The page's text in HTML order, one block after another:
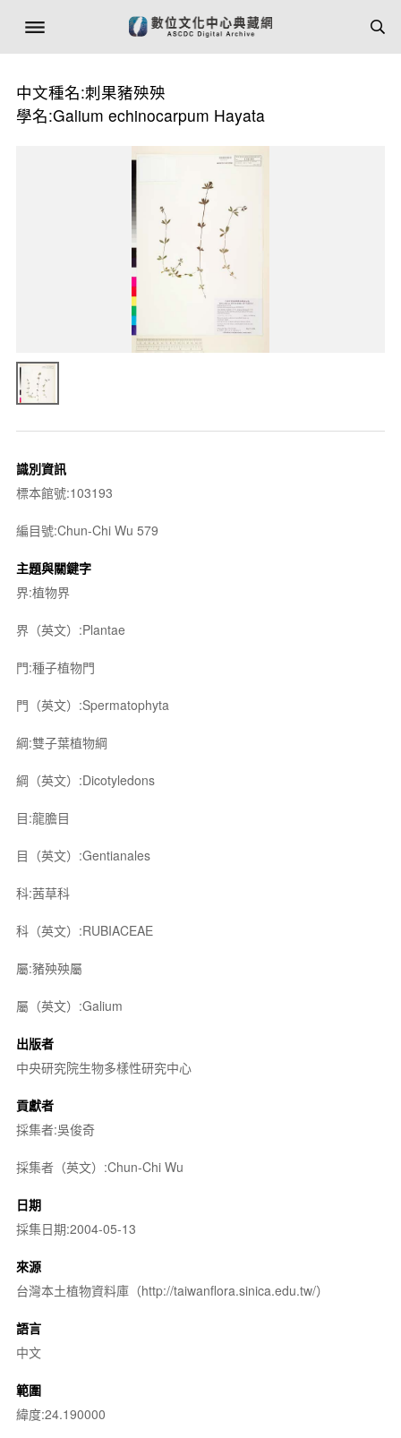
中文種名:刺果豬殃殃
學名:Galium echinocarpum Hayata
識別資訊
標本館號:103193
編目號:Chun-Chi Wu 579
主題與關鍵字
界:植物界
界（英文）:Plantae
門:種子植物門
門（英文）:Spermatophyta
綱:雙子葉植物綱
綱（英文）:Dicotyledons
目:龍膽目
目（英文）:Gentianales
科:茜草科
科（英文）:RUBIACEAE
屬:豬殃殃屬
屬（英文）:Galium
出版者
中央研究院生物多樣性研究中心
貢獻者
採集者:吳俊奇
採集者（英文）:Chun-Chi Wu
日期
採集日期:2004-05-13
來源
台灣本土植物資料庫（http://taiwanflora.sinica.edu.tw/）
語言
中文
範圍
緯度:24.190000